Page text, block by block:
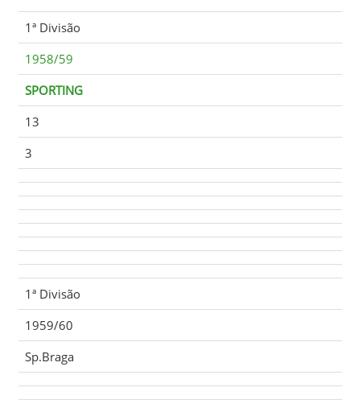
1ª Divisão
1958/59
SPORTING
13
3
1ª Divisão
1959/60
Sp.Braga